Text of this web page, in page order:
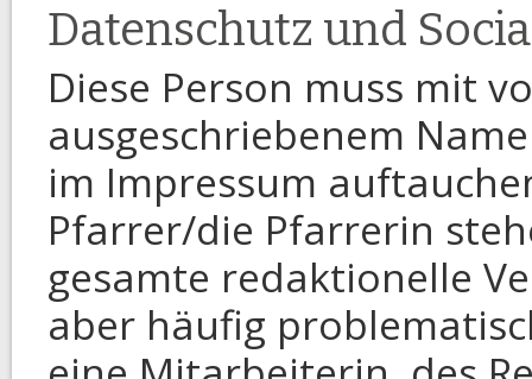
Datenschutz und
Diese Person muss mit
ausgeschriebenem
im Impressum
Pfarrer/die Pfarrerin
gesamte redaktionelle
aber häufig